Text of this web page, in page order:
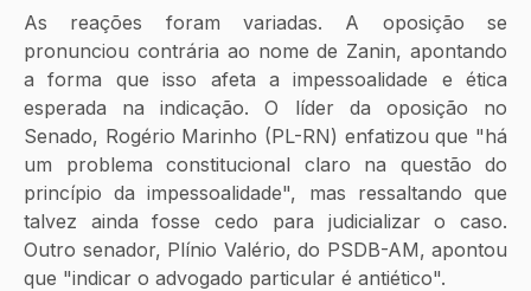
As reações foram variadas. A oposição se
pronunciou contrária ao nome de Zanin, apontando
a forma que isso afeta a impessoalidade e ética
esperada na indicação. O líder da oposição no
Senado, Rogério Marinho (PL-RN) enfatizou que "há
um problema constitucional claro na questão do
princípio da impessoalidade", mas ressaltando que
talvez ainda fosse cedo para judicializar o caso.
Outro senador, Plínio Valério, do PSDB-AM, apontou
que "indicar o advogado particular é antiético".